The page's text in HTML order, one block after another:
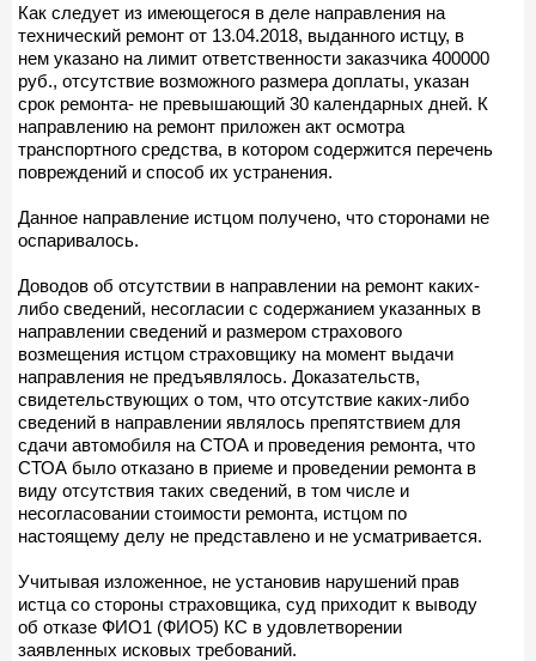
Как следует из имеющегося в деле направления на
технический ремонт от 13.04.2018, выданного истцу, в
нем указано на лимит ответственности заказчика 400000
руб., отсутствие возможного размера доплаты, указан
срок ремонта- не превышающий 30 календарных дней. К
направлению на ремонт приложен акт осмотра
транспортного средства, в котором содержится перечень
повреждений и способ их устранения.
Данное направление истцом получено, что сторонами не
оспаривалось.
Доводов об отсутствии в направлении на ремонт каких-
либо сведений, несогласии с содержанием указанных в
направлении сведений и размером страхового
возмещения истцом страховщику на момент выдачи
направления не предъявлялось. Доказательств,
свидетельствующих о том, что отсутствие каких-либо
сведений в направлении являлось препятствием для
сдачи автомобиля на СТОА и проведения ремонта, что
СТОА было отказано в приеме и проведении ремонта в
виду отсутствия таких сведений, в том числе и
несогласовании стоимости ремонта, истцом по
настоящему делу не представлено и не усматривается.
Учитывая изложенное, не установив нарушений прав
истца со стороны страховщика, суд приходит к выводу
об отказе ФИО1 (ФИО5) КС в удовлетворении
заявленных исковых требований.